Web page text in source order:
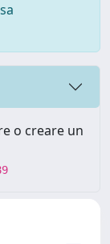
o creare un